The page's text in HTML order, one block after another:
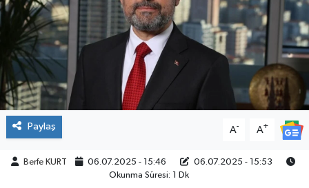
Paylaş A- A+
Berfe KURT 06.07.2025 - 15:46
06.07.2025 - 15:53
Okunma Süresi: 1 Dk